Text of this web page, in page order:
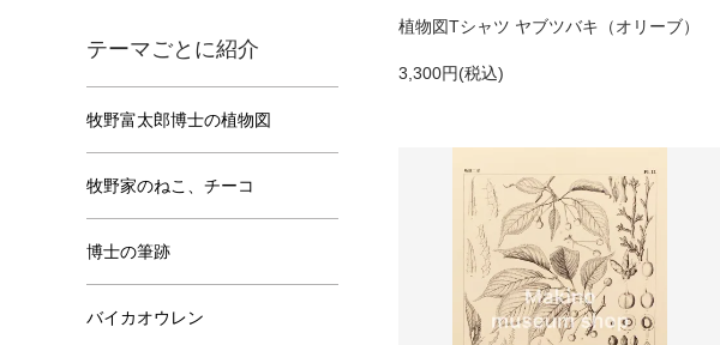
植物図Tシャツ ヤブツバキ（オリーブ）
3,300円(税込)
テーマごとに紹介
牧野富太郎博士の植物図
牧野家のねこ、チーコ
博士の筆跡
バイカオウレン